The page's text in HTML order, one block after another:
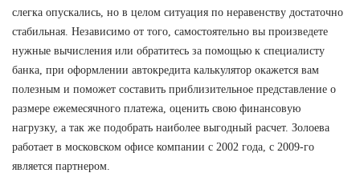
слегка опускались, но в целом ситуация по неравенству достаточно
стабильная. Независимо от того, самостоятельно вы произведете
нужные вычисления или обратитесь за помощью к специалисту
банка, при оформлении автокредита калькулятор окажется вам
полезным и поможет составить приблизительное представление о
размере ежемесячного платежа, оценить свою финансовую
нагрузку, а так же подобрать наиболее выгодный расчет. Золоева
работает в московском офисе компании с 2002 года, с 2009-го
является партнером.